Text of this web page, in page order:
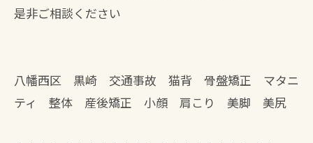
是非ご相談ください
八幡西区 黒崎 交通事故 猫背 骨盤矯正 マタニ
ティ 整体 産後矯正 小顔 肩こり 美脚 美尻